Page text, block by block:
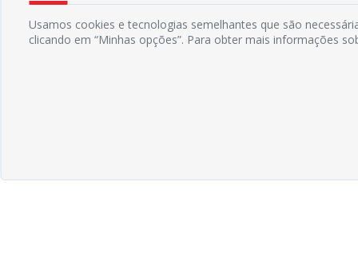
Usamos cookies e tecnologias semelhantes que são
clicando em “Minhas opções”. Para obter mais informações